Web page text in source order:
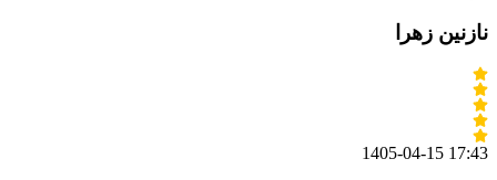
نازنین زهرا
1405-04-15 17:43